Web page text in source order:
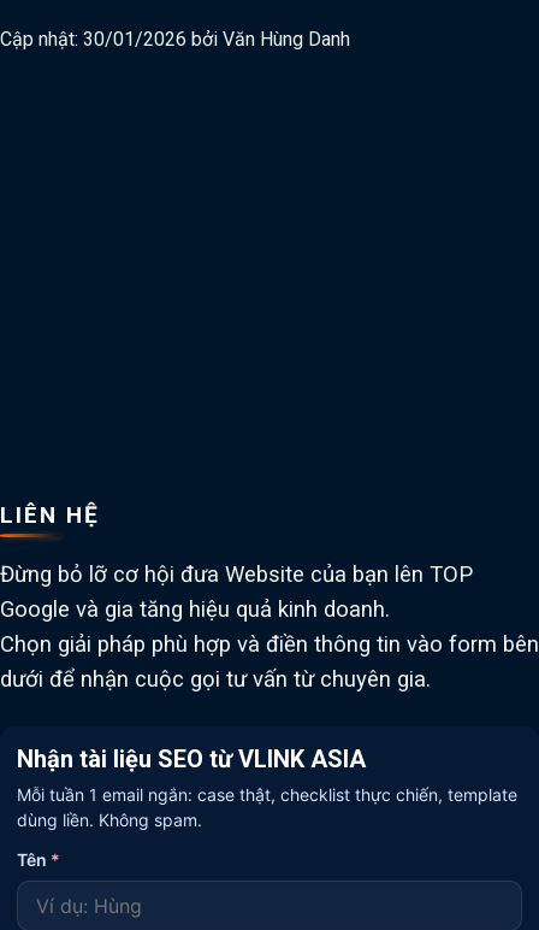
Cập nhật: 30/01/2026 bởi Văn Hùng Danh
LIÊN HỆ
Đừng bỏ lỡ cơ hội đưa Website của bạn lên TOP
Google và gia tăng hiệu quả kinh doanh.
Chọn giải pháp phù hợp và điền thông tin vào form bên
dưới để nhận cuộc gọi tư vấn từ chuyên gia.
Nhận tài liệu SEO từ VLINK ASIA
Mỗi tuần 1 email ngắn: case thật, checklist thực chiến, template
dùng liền. Không spam.
Tên *